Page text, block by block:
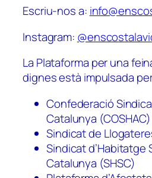
Escriu-nos a:
Instagram:
La Plataforma per una
dignes està impulsada
Confederació
Catalunya (COSHAC)
Sindicat de
Sindicat d’Habitatge
Catalunya (SHSC)